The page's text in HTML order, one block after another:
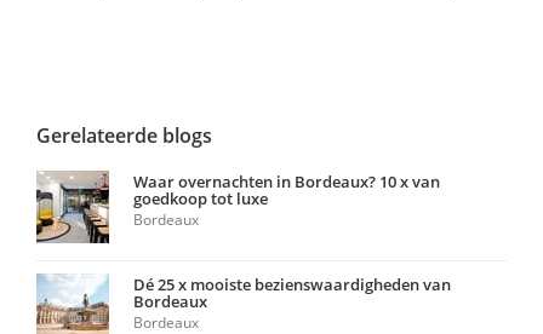
Gerelateerde blogs
Waar overnachten in Bordeaux? 10 x van
goedkoop tot luxe
Bordeaux
Dé 25 x mooiste bezienswaardigheden van
Bordeaux
Bordeaux